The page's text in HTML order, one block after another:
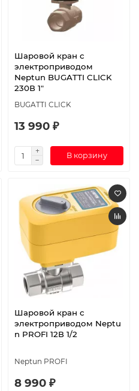
Шаровой кран с
электроприводом
Neptun BUGATTI CLICK
230В 1"
BUGATTI CLICK
13 990 ₽
В корзину
Шаровой кран с
электроприводом Neptu
n PROFI 12В 1/2
Neptun PROFI
8 990 ₽